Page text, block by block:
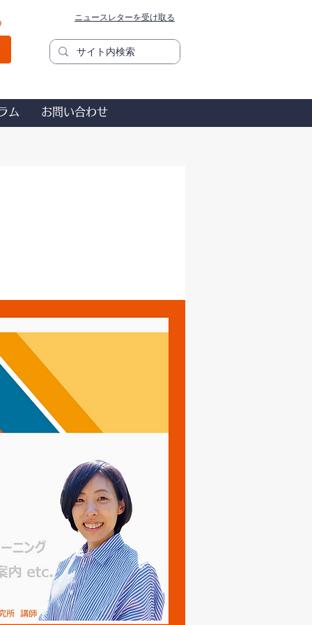
ニュースレターを受け取る
ム お問い合わせ